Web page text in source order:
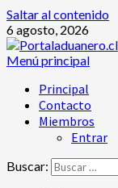
Saltar al contenido
6 agosto, 2026
Menú principal
Principal
Contacto
Miembros
Entrar
Buscar: